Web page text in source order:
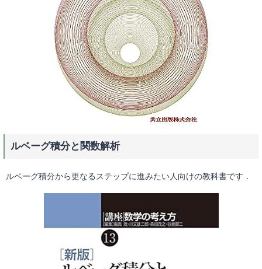
ルベーグ積分と関数解析
ルベーグ積分から更なるステップに進みたい人向けの教科書です．